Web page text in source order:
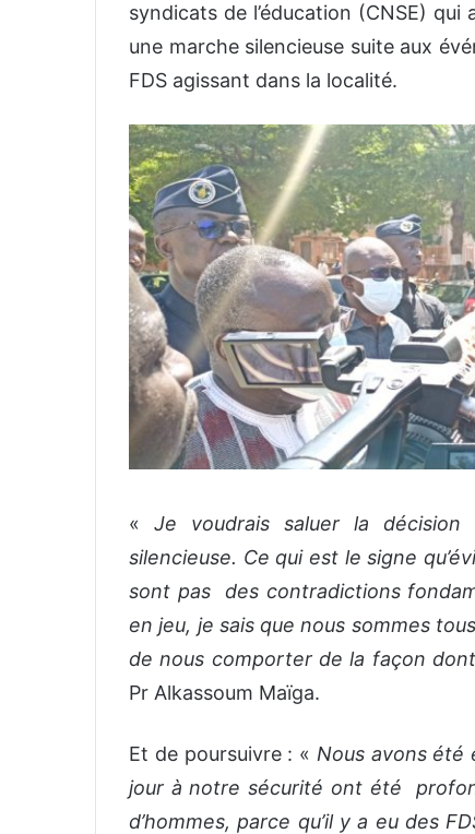
syndicats de l’éducation (CNSE)
une marche silencieuse suite aux
FDS agissant dans la localité.
« Je voudrais saluer la
silencieuse. Ce qui est le signe
sont pas des contradictions
en jeu, je sais que nous sommes
de nous comporter de la façon
Pr Alkassoum Maïga.
Et de poursuivre : « Nous avons été
jour à notre sécurité ont été
d’hommes, parce qu’il y a eu des